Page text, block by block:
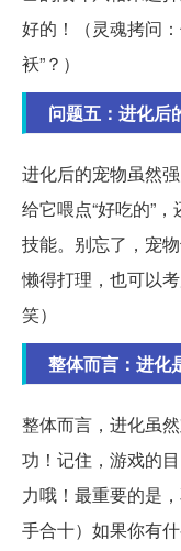
好的！（灵魂拷问
袄”？）
问题五：进化后
进化后的宠物虽然
给它喂点“好吃的”
技能。别忘了，宠
懒得打理，也可以
笑）
整体而言：进化
整体而言，进化虽
功！记住，游戏的
力哦！最重要的是
手合十）如果你有